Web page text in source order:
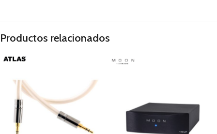
Productos relacionados